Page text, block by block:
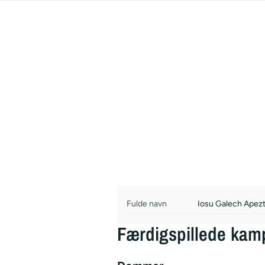
Fulde navn Iosu Galech
Færdigspillede